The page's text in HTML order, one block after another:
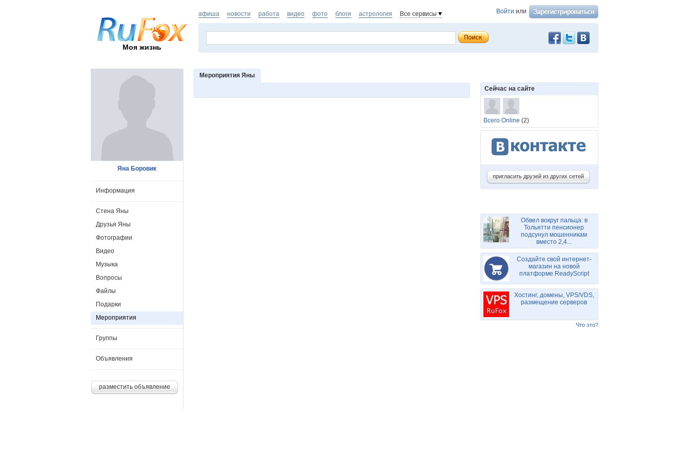
Моя жизнь
Войти или
афиша новости работа видео фото блоги астрология Все сервисы
Мероприятия Яны
Яна Боровик
Информация
Стена Яны
Друзья Яны
Фотографии
Видео
Музыка
Вопросы
Файлы
Подарки
Мероприятия
Группы
Объявления
разместить объявление
Сейчас на сайте
Всего Online (2)
пригласить друзей из других сетей
Обвел вокруг пальца: в
Тольятти пенсионер
подсунул мошенникам
вместо 2,4...
Создайте свой интернет-
магазин на новой
платформе ReadyScript
Хостинг, домены, VPS/VDS,
размещение серверов
Что это?